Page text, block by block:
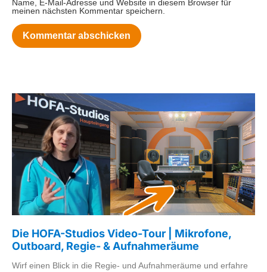
Name, E-Mail-Adresse und Website in diesem Browser für
meinen nächsten Kommentar speichern.
Die HOFA-Studios Video-Tour | Mikrofone,
Outboard, Regie- & Aufnahmeräume
Wirf einen Blick in die Regie- und Aufnahmeräume und erfahre